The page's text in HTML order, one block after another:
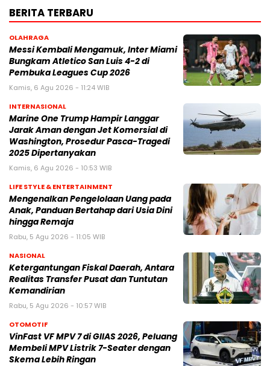
BERITA TERBARU
OLAHRAGA
Messi Kembali Mengamuk, Inter Miami
Bungkam Atletico San Luis 4-2 di
Pembuka Leagues Cup 2026
Kamis, 6 Agu 2026 - 11:24 WIB
INTERNASIONAL
Marine One Trump Hampir Langgar
Jarak Aman dengan Jet Komersial di
Washington, Prosedur Pasca-Tragedi
2025 Dipertanyakan
Kamis, 6 Agu 2026 - 10:53 WIB
LIFE STYLE & ENTERTAINMENT
Mengenalkan Pengelolaan Uang pada
Anak, Panduan Bertahap dari Usia Dini
hingga Remaja
Rabu, 5 Agu 2026 - 11:05 WIB
NASIONAL
Ketergantungan Fiskal Daerah, Antara
Realitas Transfer Pusat dan Tuntutan
Kemandirian
Rabu, 5 Agu 2026 - 10:57 WIB
OTOMOTIF
VinFast VF MPV 7 di GIIAS 2026, Peluang
Membeli MPV Listrik 7-Seater dengan
Skema Lebih Ringan